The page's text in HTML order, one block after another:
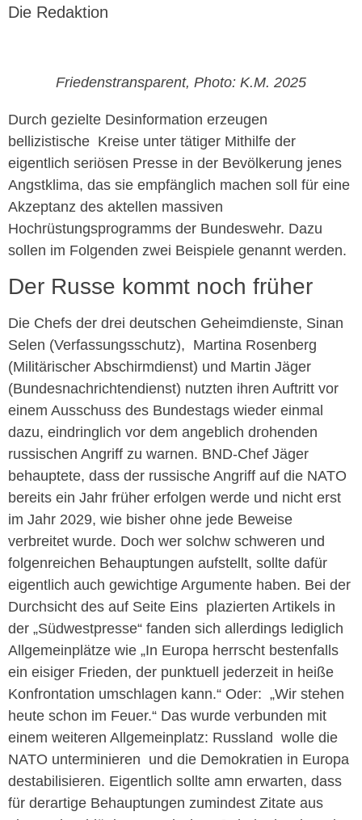
Die Redaktion
Friedenstransparent, Photo: K.M. 2025
Durch gezielte Desinformation erzeugen
bellizistische Kreise unter tätiger Mithilfe der
eigentlich seriösen Presse in der Bevölkerung jenes
Angstklima, das sie empfänglich machen soll für eine
Akzeptanz des aktellen massiven
Hochrüstungsprogramms der Bundeswehr. Dazu
sollen im Folgenden zwei Beispiele genannt werden.
Der Russe kommt noch früher
Die Chefs der drei deutschen Geheimdienste, Sinan
Selen (Verfassungsschutz), Martina Rosenberg
(Militärischer Abschirmdienst) und Martin Jäger
(Bundesnachrichtendienst) nutzten ihren Auftritt vor
einem Ausschuss des Bundestags wieder einmal
dazu, eindringlich vor dem angeblich drohenden
russischen Angriff zu warnen. BND-Chef Jäger
behauptete, dass der russische Angriff auf die NATO
bereits ein Jahr früher erfolgen werde und nicht erst
im Jahr 2029, wie bisher ohne jede Beweise
verbreitet wurde. Doch wer solchw schweren und
folgenreichen Behauptungen aufstellt, sollte dafür
eigentlich auch gewichtige Argumente haben. Bei der
Durchsicht des auf Seite Eins plazierten Artikels in
der „Südwestpresse“ fanden sich allerdings lediglich
Allgemeinplätze wie „In Europa herrscht bestenfalls
ein eisiger Frieden, der punktuell jederzeit in heiße
Konfrontation umschlagen kann.“ Oder: „Wir stehen
heute schon im Feuer.“ Das wurde verbunden mit
einem weiteren Allgemeinplatz: Russland wolle die
NATO unterminieren und die Demokratien in Europa
destabilisieren. Eigentlich sollte amn erwarten, dass
für derartige Behauptungen zumindest Zitate aus